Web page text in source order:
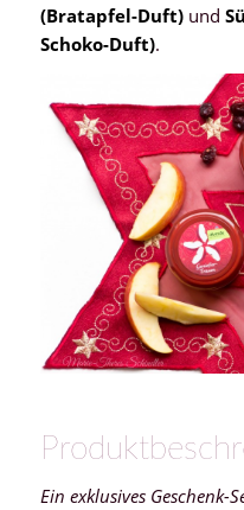
(Bratapfel-Duft)und
Schoko-Duft).
Ein exklusives